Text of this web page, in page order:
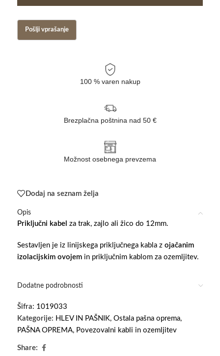
100 % varen nakup
Brezplačna poštnina nad 50 €
Možnost osebnega prevzema
Dodaj na seznam želja
Opis
Priključni kabel za trak, zajlo ali žico do 12mm.
Sestavljen je iz linijskega priključnega kabla z ojačanim
izolacijskim ovojem in priključnim kablom za ozemljitev.
Dodatne podrobnosti
Šifra: 1019033
Kategorije: HLEV IN PAŠNIK, Ostala pašna oprema,
PAŠNA OPREMA, Povezovalni kabli in ozemljitev
Share: